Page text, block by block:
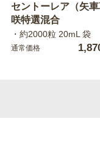
セントーレア（矢
咲特選混合
・約2000粒 20mL 袋
通常価格